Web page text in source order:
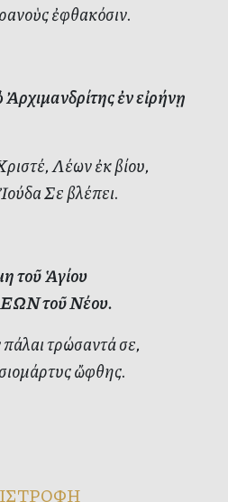
ἐφθακόσιν.
ἐν εἰρήνῃ
Λέων ἐκ βίου,
Σε βλέπει.
τοῦ Ἁγίου
τοῦ Νέου.
τρώσαντά σε,
ὤφθης.